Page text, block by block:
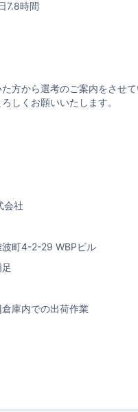
7.8時間
方から選考のご案内をさせ
しくお願いいたします。
会社
町4-2-29 WBPビル
庫内での出荷作業